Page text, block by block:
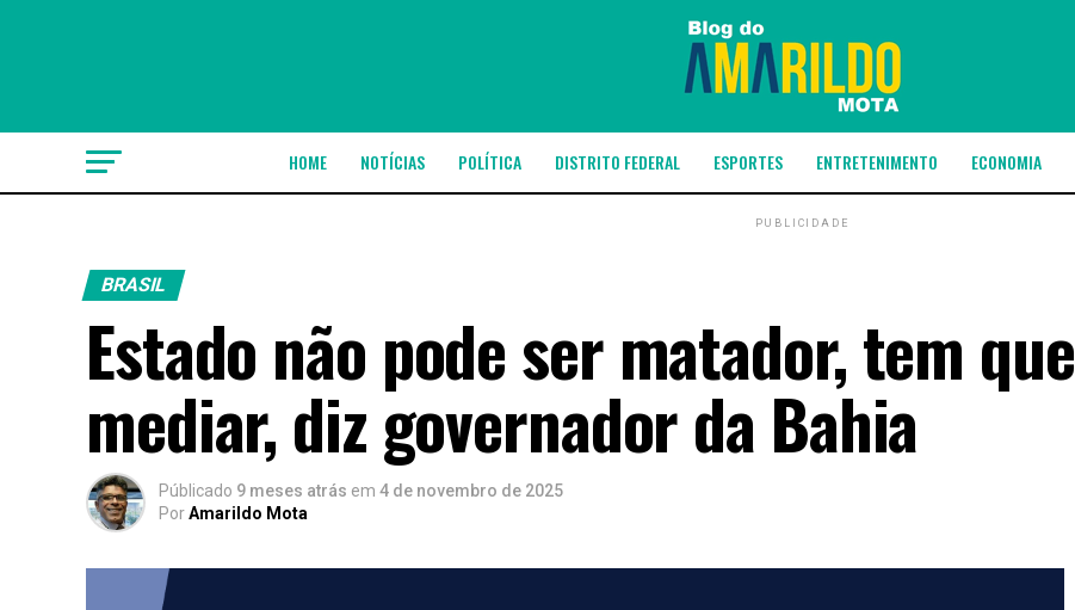
HOME NOTÍCIAS POLÍTICA DISTRITO FEDERAL ESPORTES ENTRETENIMENTO ECONOMIA
PUBLICIDADE
BRASIL
Estado não pode ser matador, tem que
mediar, diz governador da Bahia
Públicado 9 meses atrás em 4 de novembro de 2025
PorAmarildo Mota